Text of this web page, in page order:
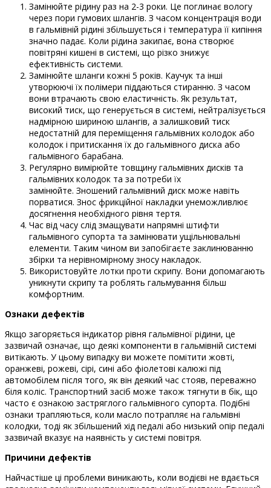
Замінюйте рідину раз на 2-3 роки. Це поглинає вологу
через пори гумових шлангів. З часом концентрація води
в гальмівній рідині збільшується і температура її кипіння
значно падає. Коли рідина закипає, вона створює
повітряні кишені в системі, що різко знижує
ефективність системи.
Замінюйте шланги кожні 5 років. Каучук та інші
утворюючі їх полімери піддаються стиранню. З часом
вони втрачають свою еластичність. Як результат,
високий тиск, що генерується в системі, нейтралізується
надмірною шириною шлангів, а залишковий тиск
недостатній для переміщення гальмівних колодок або
колодок і притискання їх до гальмівного диска або
гальмівного барабана.
Регулярно вимірюйте товщину гальмівних дисків та
гальмівних колодок та за потреби їх
замінюйте. Зношений гальмівний диск може навіть
порватися. Знос фрикційної накладки унеможливлює
досягнення необхідного рівня тертя.
Час від часу слід змащувати напрямні штифти
гальмівного супорта та замінювати ущільнювальні
елементи. Таким чином ви запобігаєте заклинюванню
збірки та нерівномірному зносу накладок.
Використовуйте лотки проти скрипу. Вони допомагають
уникнути скрипу та роблять гальмування більш
комфортним.
Ознаки дефектів
Якщо загоряється індикатор рівня гальмівної рідини, це
зазвичай означає, що деякі компоненти в гальмівній системі
витікають. У цьому випадку ви можете помітити жовті,
оранжеві, рожеві, сірі, сині або фіолетові калюжі під
автомобілем після того, як він деякий час стояв, переважно
біля коліс. Транспортний засіб може також тягнути в бік, що
часто є ознакою застряглого гальмівного супорта. Подібні
ознаки трапляються, коли масло потрапляє на гальмівні
колодки, тоді як збільшений хід педалі або низький опір педалі
зазвичай вказує на наявність у системі повітря.
Причини дефектів
Найчастіше ці проблеми виникають, коли водієві не вдається